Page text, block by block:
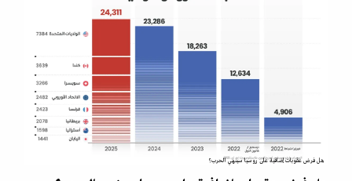
هل فرض عقوبات إضافية على روسيا سينهي الحرب؟